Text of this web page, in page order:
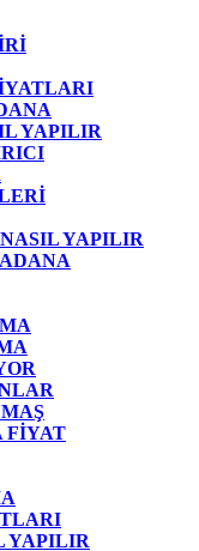
YAPILIR
YAPILIR
FİYAT
YAPILIR